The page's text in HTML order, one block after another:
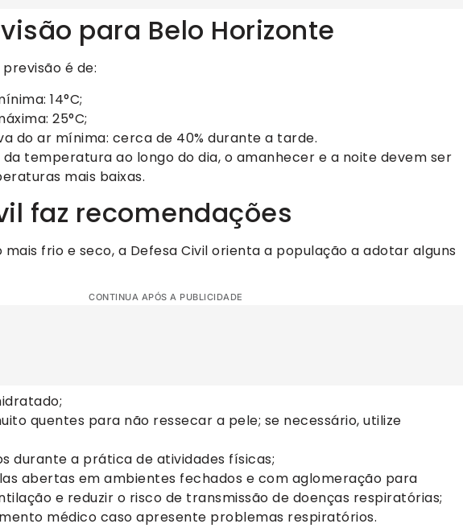
para Belo Horizonte
é de:
14°C;
25°C;
do ar mínima: cerca de 40% durante a tarde.
temperatura ao longo do dia, o amanhecer e a noite devem ser
mais baixas.
faz recomendações
frio e seco, a Defesa Civil orienta a população a adotar alguns
CONTINUA APÓS A PUBLICIDADE
quentes para não ressecar a pele; se necessário, utilize
durante a prática de atividades físicas;
abertas em ambientes fechados e com aglomeração para
e reduzir o risco de transmissão de doenças respiratórias;
médico caso apresente problemas respiratórios.